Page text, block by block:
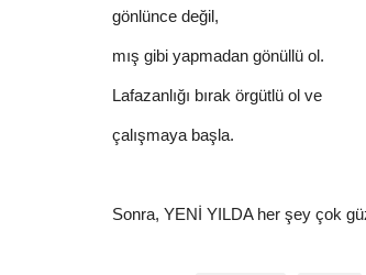
gönlünce değil,
mış gibi yapmadan gönüllü ol.
Lafazanlığı bırak örgütlü ol ve
çalışmaya başla.
Sonra, YENİ YILDA her şey çok